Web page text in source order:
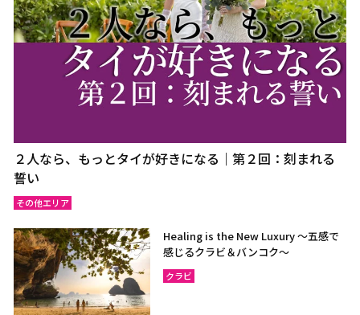
２人なら、もっとタイが好きになる｜第２回：刻まれる
誓い
その他エリア
Healing is the New Luxury ～五感で
感じるクラビ＆バンコク～
クラビ